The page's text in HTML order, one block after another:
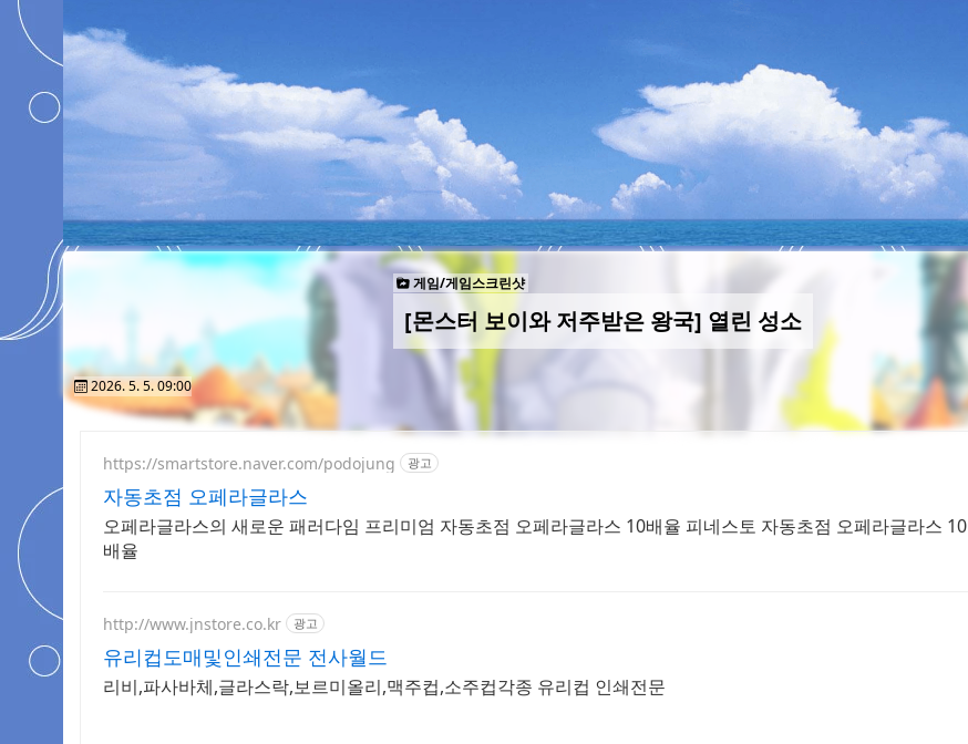
게임/게임스크린샷
[몬스터 보이와 저주받은 왕국] 열린 성소
2026. 5. 5. 09:00
https://smartstore.naver.com/podojung 광고
자동초점 오페라글라스
오페라글라스의 새로운 패러다임 프리미엄 자동초점 오페라글라스 10배율 피네스토 자동초점 오페라글라스 10
배율
http://www.jnstore.co.kr 광고
유리컵도매및인쇄전문 전사월드
리비,파사바체,글라스락,보르미올리,맥주컵,소주컵각종 유리컵 인쇄전문